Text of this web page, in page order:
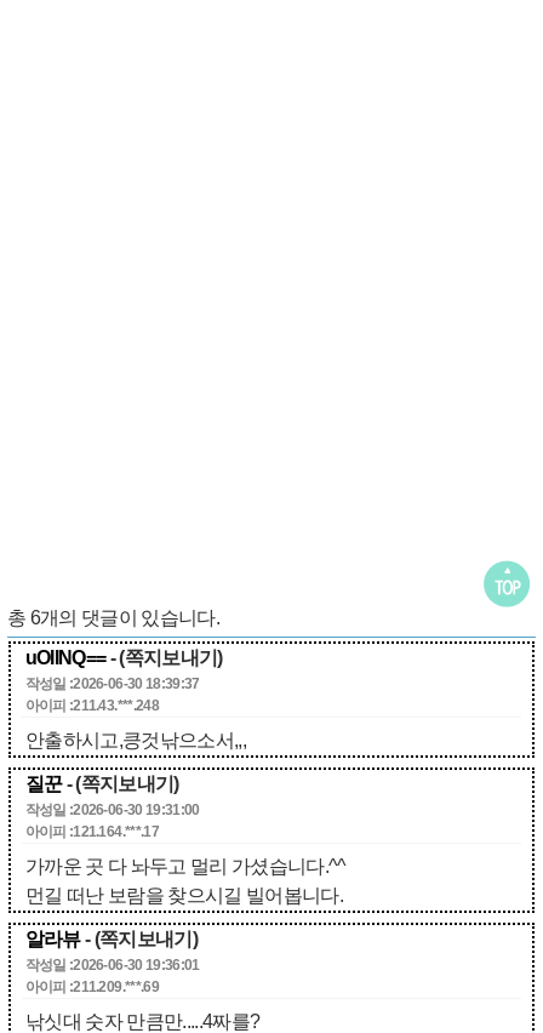
총 6개의 댓글이 있습니다.
uOIINQ==- (쪽지보내기)
작성일 :2026-06-30 18:39:37
아이피 :211.43.***.248
안출하시고,킁것낚으소서,,,
질꾼- (쪽지보내기)
작성일 :2026-06-30 19:31:00
아이피 :121.164.***.17
가까운 곳 다 놔두고 멀리 가셨습니다.^^
먼길 떠난 보람을 찾으시길 빌어봅니다.
알라뷰- (쪽지보내기)
작성일 :2026-06-30 19:36:01
아이피 :211.209.***.69
낚싯대 숫자 만큼만.....4짜를?